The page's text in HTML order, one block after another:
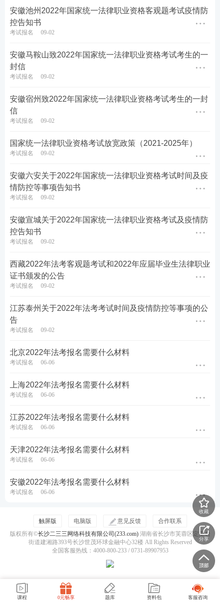
安徽池州2022年国家统一法律职业资格客观题考试疫情防
控告知书
考试报名 09-02
安徽马鞍山致2022年国家统一法律职业资格考试考生的一
封信
考试报名 09-02
安徽宿州致2022年国家统一法律职业资格考试考生的一封
信
考试报名 09-02
国家统一法律职业资格考试放宽政策（2021-2025年）
考试报名 09-02
安徽六安关于2022年国家统一法律职业资格考试时间及疫
情防控等事项告知书
考试报名 09-02
安徽宣城关于2022年国家统一法律职业资格考试及疫情防
控告知书
考试报名 09-02
西藏2022年法考客观题考试和2022年应届毕业生法律职业
证书颁发的公告
考试报名 09-02
江苏泰州关于2022年法考考试时间及疫情防控等事项的公
告
考试报名 09-02
北京2022年法考报名需要什么材料
考试报名 06-06
上海2022年法考报名需要什么材料
考试报名 06-06
江苏2022年法考报名需要什么材料
考试报名 06-06
天津2022年法考报名需要什么材料
考试报名 06-06
安徽2022年法考报名需要什么材料
考试报名 06-06
触屏版 电脑版 意见反馈
合作联系
版权所有©长沙二三三网络科技有限公司(233.com)湖南省长沙市芙蓉区定王台
街道建湘路393号长沙世茂环球金融中心32楼 All Rights Reserved
全国客服热线：4000-800-233 / 0731-89907953
收藏
分享
课程 0元畅享 题库 资料包 客服咨询